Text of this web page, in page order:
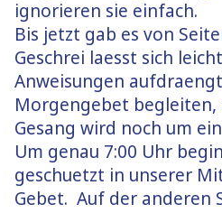
ignorieren sie einfach.
Bis jetzt gab es von
Geschrei laesst sich
Anweisungen
Morgengebet begleiten,
Gesang wird noch um
Um genau 7:00 Uhr
geschuetzt in unserer
Gebet. Auf der anderen